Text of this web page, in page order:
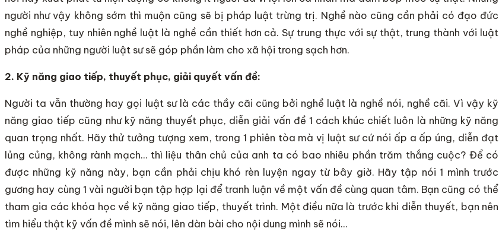
người như vậy không sớm thì muộn cũng sẽ bị pháp luật trừng trị. Nghề nào cũng cần phải có đạo đức
nghề nghiệp, tuy nhiên nghề luật là nghề cần thiết hơn cả. Sự trung thực với sự thật, trung thành với luật
pháp của những người luật sư sẽ góp phần làm cho xã hội trong sạch hơn.
2. Kỹ năng giao tiếp, thuyết phục, giải quyết vấn đề:
Người ta vẫn thường hay gọi luật sư là các thầy cãi cũng bởi nghề luật là nghề nói, nghề cãi. Vì vậy kỹ
năng giao tiếp cũng như kỹ năng thuyết phục, diễn giải vấn đề 1 cách khúc chiết luôn là những kỹ năng
quan trọng nhất. Hãy thử tưởng tượng xem, trong 1 phiên tòa mà vị luật sư cứ nói ấp a ấp úng, diễn đạt
lủng củng, không rành mạch… thì liệu thân chủ của anh ta có bao nhiêu phần trăm thắng cuộc? Để có
được những kỹ năng này, bạn cần phải chịu khó rèn luyện ngay từ bây giờ. Hãy tập nói 1 mình trước
gương hay cùng 1 vài người bạn tập hợp lại để tranh luận về một vấn đề cùng quan tâm. Bạn cũng có thể
tham gia các khóa học về kỹ năng giao tiếp, thuyết trình. Một điều nữa là trước khi diễn thuyết, bạn nên
tìm hiểu thật kỹ vấn đề mình sẽ nói, lên dàn bài cho nội dung mình sẽ nói…